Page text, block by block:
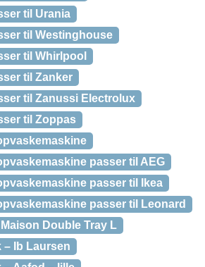
til Urania
til Westinghouse
til Whirlpool
til Zanker
til Zanussi Electrolux
til Zoppas
passer til AEG
passer til Ikea
passer til Leonard
Double Tray L
– Ib Laursen